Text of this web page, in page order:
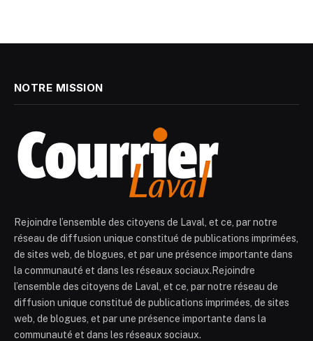
NOTRE MISSION
Rejoindre l’ensemble des citoyens de Laval, et ce, par notre
réseau de diffusion unique constitué de publications imprimées,
de sites web, de blogues, et par une présence importante dans
la communauté et dans les réseaux sociaux.Rejoindre
l’ensemble des citoyens de Laval, et ce, par notre réseau de
diffusion unique constitué de publications imprimées, de sites
web, de blogues, et par une présence importante dans la
communauté et dans les réseaux sociaux.